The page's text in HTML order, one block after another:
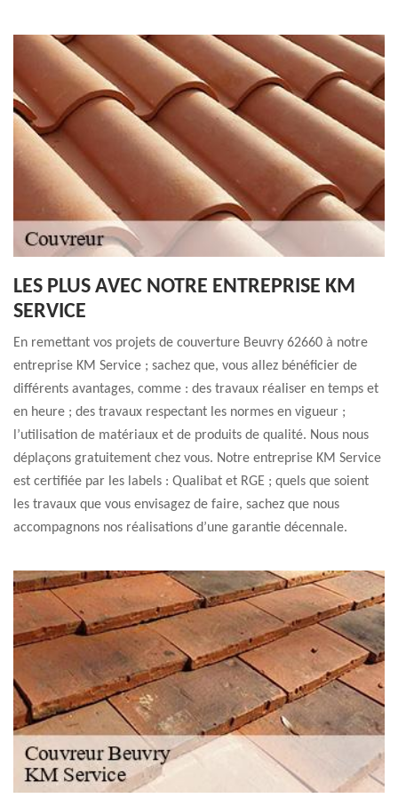
LES PLUS AVEC NOTRE ENTREPRISE KM
SERVICE
En remettant vos projets de couverture Beuvry 62660 à notre
entreprise KM Service ; sachez que, vous allez bénéficier de
différents avantages, comme : des travaux réaliser en temps et
en heure ; des travaux respectant les normes en vigueur ;
l’utilisation de matériaux et de produits de qualité. Nous nous
déplaçons gratuitement chez vous. Notre entreprise KM Service
est certifiée par les labels : Qualibat et RGE ; quels que soient
les travaux que vous envisagez de faire, sachez que nous
accompagnons nos réalisations d’une garantie décennale.